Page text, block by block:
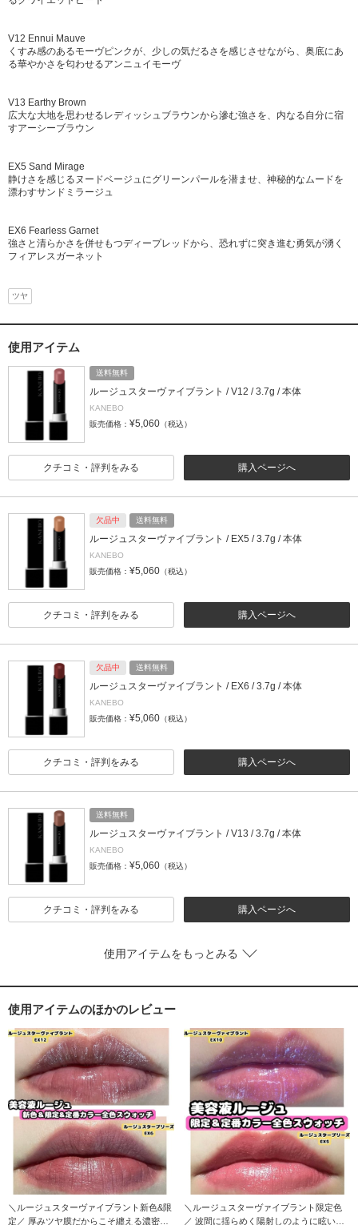
V12 Ennui Mauve
くすみ感のあるモーヴピンクが、少しの気だるさを感じさせながら、奥底にあ
る華やかさを匂わせるアンニュイモーヴ
V13 Earthy Brown
広大な大地を思わせるレディッシュブラウンから滲む強さを、内なる自分に宿
すアーシーブラウン
EX5 Sand Mirage
静けさを感じるヌードベージュにグリーンパールを潜ませ、神秘的なムードを
漂わすサンドミラージュ
EX6 Fearless Garnet
強さと清らかさを併せもつディープレッドから、恐れずに突き進む勇気が湧く
フィアレスガーネット
ツヤ
使用アイテム
送料無料
ルージュスターヴァイブラント / V12 / 3.7g / 本体
KANEBO
販売価格： ¥5,060 （税込）
購入ページへ
クチコミ・評判をみる
欠品中 送料無料
ルージュスターヴァイブラント / EX5 / 3.7g / 本体
KANEBO
販売価格： ¥5,060 （税込）
購入ページへ
クチコミ・評判をみる
欠品中 送料無料
ルージュスターヴァイブラント / EX6 / 3.7g / 本体
KANEBO
販売価格： ¥5,060 （税込）
購入ページへ
クチコミ・評判をみる
送料無料
ルージュスターヴァイブラント / V13 / 3.7g / 本体
KANEBO
販売価格： ¥5,060 （税込）
購入ページへ
クチコミ・評判をみる
使用アイテムをもっとみる
使用アイテムのほかのレビュー
＼ルージュスターヴァイブラント新色&限
定／ 厚みツヤ膜だからこそ纏える濃密シ
＼ルージュスターヴァイブラント限定色
／ 波間に揺らめく陽射しのように​眩い煌